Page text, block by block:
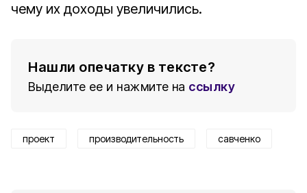
чему их доходы увеличились.
Нашли опечатку в тексте?
Выделите ее и нажмите на ссылку
проект производительность савченко